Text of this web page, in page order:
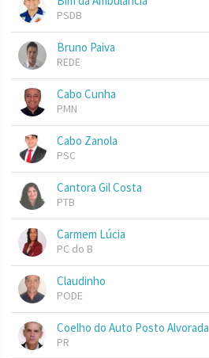
PSDB
Bruno Paiva
REDE
Cabo Cunha
PMN
Cabo Zanola
PSC
Cantora Gil Costa
PTB
Carmem Lúcia
PC do B
Claudinho
PODE
Coelho do Auto Posto Alvorada
PR